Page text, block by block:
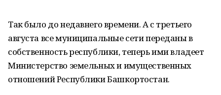
Так было до недавнего времени. А с третьего
августа все муниципальные сети переданы в
собственность республики, теперь ими владеет
Министерство земельных и имущественных
отношений Республики Башкортостан.